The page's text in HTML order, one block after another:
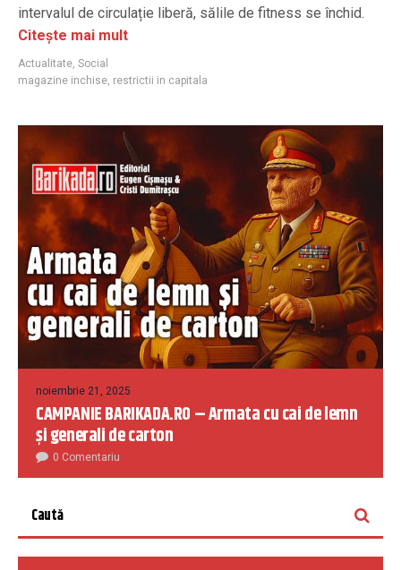
intervalul de circulație liberă, sălile de fitness se închid.
Citește mai mult
Actualitate, Social
magazine inchise, restrictii in capitala
noiembrie 21, 2025
CAMPANIE BARIKADA.RO – Armata cu cai de lemn
și generali de carton
0 Comentariu